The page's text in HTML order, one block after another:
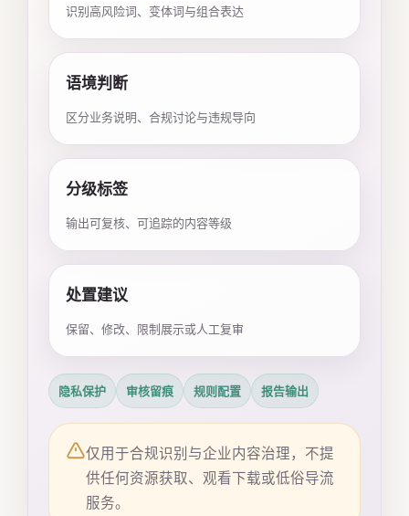
识别高风险词、变体词与组合表达
语境判断
区分业务说明、合规讨论与违规导向
分级标签
输出可复核、可追踪的内容等级
处置建议
保留、修改、限制展示或人工复审
隐私保护 审核留痕 规则配置 报告输出
仅用于合规识别与企业内容治理，不提
供任何资源获取、观看下载或低俗导流
服务。